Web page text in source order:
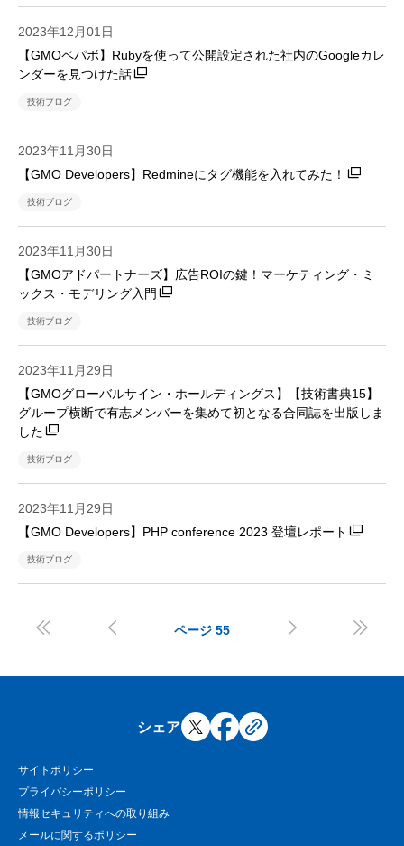
2023年12月01日
【GMOペパボ】Rubyを使って公開設定された社内のGoogleカレ
ンダーを見つけた話
技術ブログ
2023年11月30日
【GMO Developers】Redmineにタグ機能を入れてみた！
技術ブログ
2023年11月30日
【GMOアドパートナーズ】広告ROIの鍵！マーケティング・ミ
ックス・モデリング入門
技術ブログ
2023年11月29日
【GMOグローバルサイン・ホールディングス】【技術書典15】
グループ横断で有志メンバーを集めて初となる合同誌を出版しま
した
技術ブログ
2023年11月29日
【GMO Developers】PHP conference 2023 登壇レポート
技術ブログ
  ページ 55  
シェア
サイトポリシー
プライバシーポリシー
情報セキュリティへの取り組み
メールに関するポリシー